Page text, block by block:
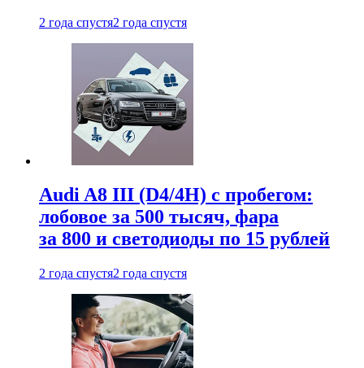
2 года спустя2 года спустя
Audi A8 III (D4/4H) c пробегом:
лобовое за 500 тысяч, фара
за 800 и светодиоды по 15 рублей
2 года спустя2 года спустя